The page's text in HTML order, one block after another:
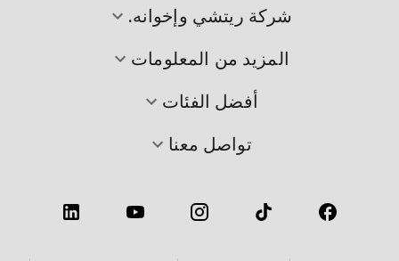
شركة ريتشي وإخوانه.
المزيد من المعلومات
أفضل الفئات
تواصل معنا